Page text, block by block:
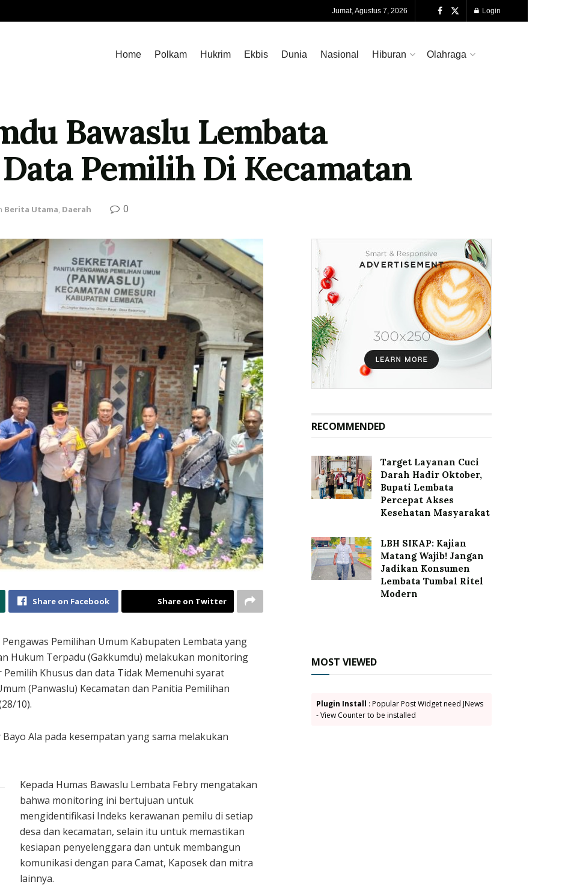
Jumat, Agustus 7, 2026 Login
Home Polkam Hukrim Ekbis Dunia Nasional Hiburan Olahraga
Bawaslu Lembata
Pemilih Di Kecamatan
Berita Utama, Daerah 0
Share on Facebook Share on Twitter
Pengawas Pemilihan Umum Kabupaten Lembata yang
Hukum Terpadu (Gakkumdu) melakukan monitoring
Khusus dan data Tidak Memenuhi syarat
(Panwaslu) Kecamatan dan Panitia Pemilihan
10).
Ala pada kesempatan yang sama melakukan
Kepada Humas Bawaslu Lembata Febry mengatakan
bahwa monitoring ini bertujuan untuk
mengidentifikasi Indeks kerawanan pemilu di setiap
desa dan kecamatan, selain itu untuk memastikan
kesiapan penyelenggara dan untuk membangun
komunikasi dengan para Camat, Kaposek dan mitra
lainnya.
RECOMMENDED
Target Layanan Cuci
Darah Hadir Oktober,
Bupati Lembata
Percepat Akses
Kesehatan Masyarakat
LBH SIKAP: Kajian
Matang Wajib! Jangan
Jadikan Konsumen
Lembata Tumbal Ritel
Modern
MOST VIEWED
Plugin Install : Popular Post Widget need JNews
- View Counter to be installed